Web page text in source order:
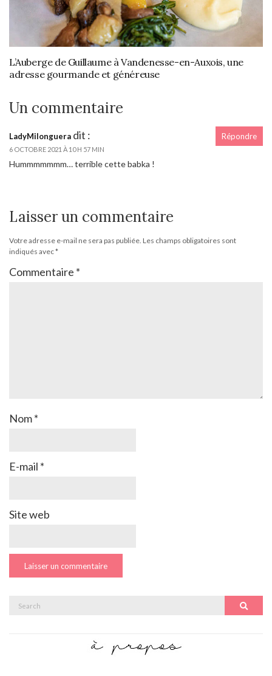
L’Auberge de Guillaume à Vandenesse-en-Auxois, une
adresse gourmande et généreuse
Un commentaire
LadyMilonguera dit :
6 OCTOBRE 2021 À 10 H 57 MIN
Hummmmmmm… terrible cette babka !
Répondre
Laisser un commentaire
Votre adresse e-mail ne sera pas publiée. Les champs obligatoires sont
indiqués avec*
Commentaire *
Nom*
E-mail *
Site web